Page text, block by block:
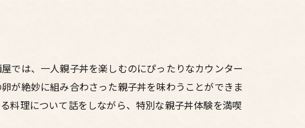
では、一人親子丼を楽しむのにぴったりなカウンター
が絶妙に組み合わさった親子丼を味わうことができま
料理について話をしながら、特別な親子丼体験を満喫